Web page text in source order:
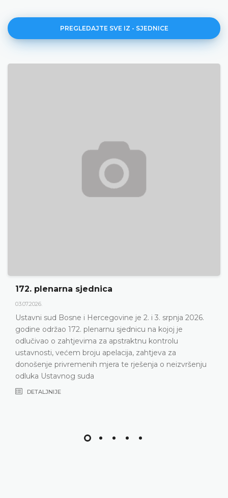
PREGLEDAJTE SVE IZ - SJEDNICE
172. plenarna sjednica
03.07.2026.
Ustavni sud Bosne i Hercegovine je 2. i 3. srpnja 2026.
godine održao 172. plenarnu sjednicu na kojoj je
odlučivao o zahtjevima za apstraktnu kontrolu
ustavnosti, većem broju apelacija, zahtjeva za
donošenje privremenih mjera te rješenja o neizvršenju
odluka Ustavnog suda
DETALJNIJE